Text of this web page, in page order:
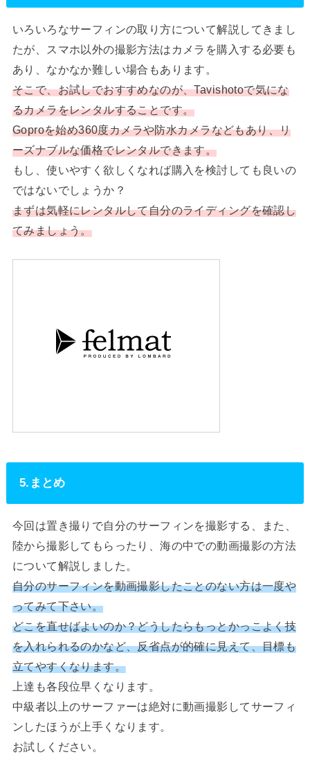
いろいろなサーフィンの取り方について解説してきまし
たが、スマホ以外の撮影方法はカメラを購入する必要も
あり、なかなか難しい場合もあります。
そこで、お試しでおすすめなのが、Tavishotoで気にな
るカメラをレンタルすることです。
Goproを始め360度カメラや防水カメラなどもあり、リ
ーズナブルな価格でレンタルできます。
もし、使いやすく欲しくなれば購入を検討しても良いの
ではないでしょうか？
まずは気軽にレンタルして自分のライディングを確認し
てみましょう。
5.まとめ
今回は置き撮りで自分のサーフィンを撮影する、また、
陸から撮影してもらったり、海の中での動画撮影の方法
について解説しました。
自分のサーフィンを動画撮影したことのない方は一度や
ってみて下さい。
どこを直せばよいのか？どうしたらもっとかっこよく技
を入れられるのかなど、反省点が的確に見えて、目標も
立てやすくなります。
上達も各段位早くなります。
中級者以上のサーファーは絶対に動画撮影してサーフィ
ンしたほうが上手くなります。
お試しください。